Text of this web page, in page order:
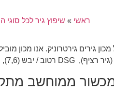
ראשי » שיפוץ גיר לכל סוגי
גירים גירטרוניק. אנו מכון
מכשור ממוחשב